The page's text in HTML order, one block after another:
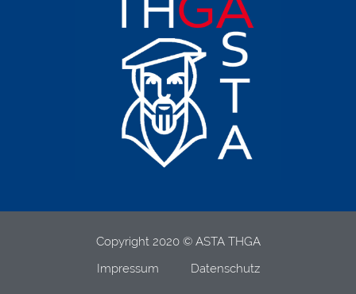
Copyright 2020 © ASTA THGA
Impressum
Datenschutz